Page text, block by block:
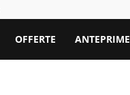
OFFERTE ANTEPRIME